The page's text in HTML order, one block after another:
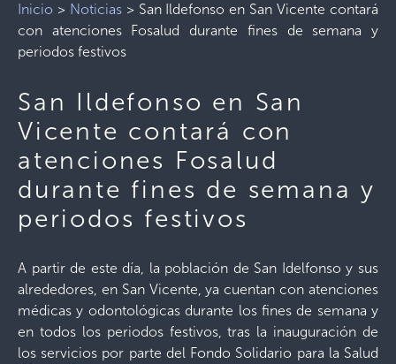
Inicio > Noticias> San Ildefonso en San Vicente contará
con atenciones Fosalud durante fines de semana y
periodos festivos
San Ildefonso en San
Vicente contará con
atenciones Fosalud
durante fines de semana y
periodos festivos
A partir de este día, la población de San Idelfonso y sus
alrededores, en San Vicente, ya cuentan con atenciones
médicas y odontológicas durante los fines de semana y
en todos los periodos festivos, tras la inauguración de
los servicios por parte del Fondo Solidario para la Salud